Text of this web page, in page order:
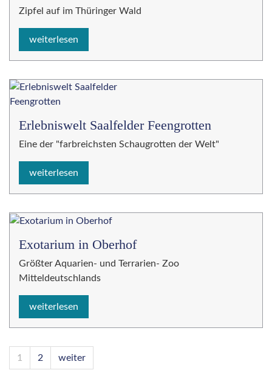
Zipfel auf im Thüringer Wald
weiterlesen
Erlebniswelt Saalfelder Feengrotten
Eine der "farbreichsten Schaugrotten der Welt"
weiterlesen
Exotarium in Oberhof
Größter Aquarien- und Terrarien- Zoo
Mitteldeutschlands
weiterlesen
1 2 weiter